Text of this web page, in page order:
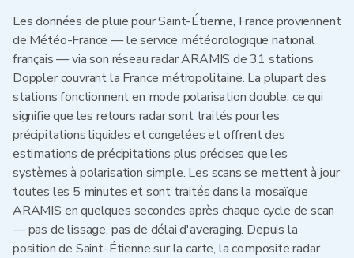
Les données de pluie pour Saint-Étienne, France proviennent
de Météo-France — le service météorologique national
français — via son réseau radar ARAMIS de 31 stations
Doppler couvrant la France métropolitaine. La plupart des
stations fonctionnent en mode polarisation double, ce qui
signifie que les retours radar sont traités pour les
précipitations liquides et congelées et offrent des
estimations de précipitations plus précises que les
systèmes à polarisation simple. Les scans se mettent à jour
toutes les 5 minutes et sont traités dans la mosaïque
ARAMIS en quelques secondes après chaque cycle de scan
— pas de lissage, pas de délai d'averaging. Depuis la
position de Saint-Étienne sur la carte, la composite radar